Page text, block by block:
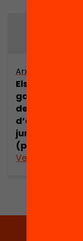
Arxiu
Els drets i les
garanties dels
demandants
d’asil en l’espai
jurídic europeu
(part 15)
Veure’n més